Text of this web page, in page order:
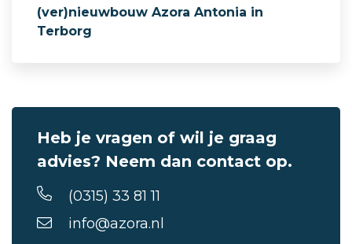
(ver)nieuwbouw Azora Antonia in
Terborg
Heb je vragen of wil je graag
advies? Neem dan contact op.
(0315) 33 81 11
info@azora.nl